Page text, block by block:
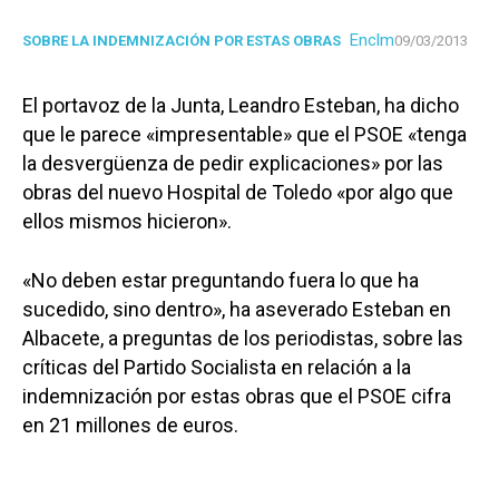
SOBRE LA INDEMNIZACIÓN POR ESTAS OBRAS Enclm09/03/2013
El portavoz de la Junta, Leandro Esteban, ha dicho
que le parece «impresentable» que el PSOE «tenga
la desvergüenza de pedir explicaciones» por las
obras del nuevo Hospital de Toledo «por algo que
ellos mismos hicieron».
«No deben estar preguntando fuera lo que ha
sucedido, sino dentro», ha aseverado Esteban en
Albacete, a preguntas de los periodistas, sobre las
críticas del Partido Socialista en relación a la
indemnización por estas obras que el PSOE cifra
en 21 millones de euros.